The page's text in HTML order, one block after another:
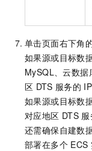
单击页面右下角
如果源或目标数
MySQL 、云数据
区 DTS 服务的 IP
如果源或目标数
对应地区 DTS
还需确保自建数
部署在多个 ECS